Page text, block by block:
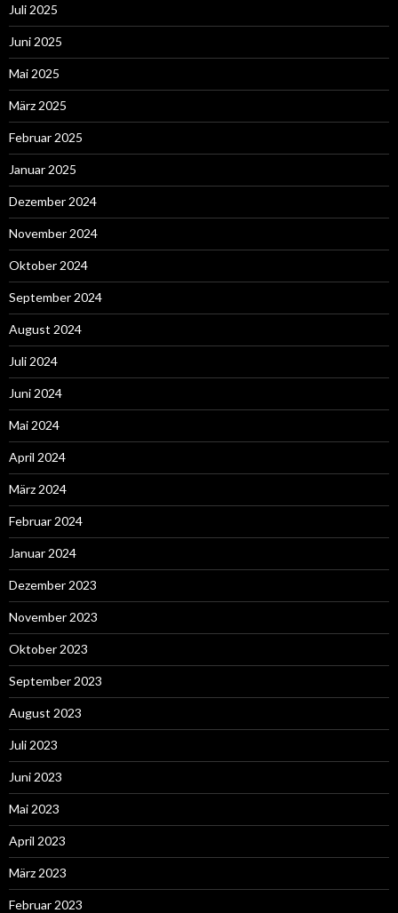
Juli 2025
Juni 2025
Mai 2025
März 2025
Februar 2025
Januar 2025
Dezember 2024
November 2024
Oktober 2024
September 2024
August 2024
Juli 2024
Juni 2024
Mai 2024
April 2024
März 2024
Februar 2024
Januar 2024
Dezember 2023
November 2023
Oktober 2023
September 2023
August 2023
Juli 2023
Juni 2023
Mai 2023
April 2023
März 2023
Februar 2023